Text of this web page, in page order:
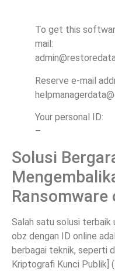
To get this
mail:
Reserve e-mail
Your personal ID:
–
Solusi
Ransomware
Salah satu solusi terbaik
obz dengan ID online
berbagai teknik, seperti
Kriptografi Kunci Publik]